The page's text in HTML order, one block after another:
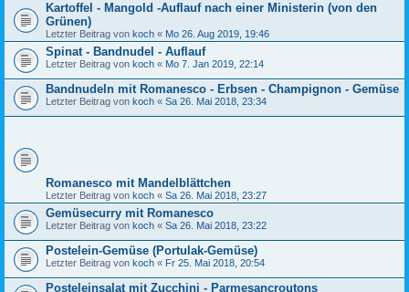
Kartoffel - Mangold -Auflauf nach einer Ministerin (von den
Grünen)
Letzter Beitrag von koch « Mo 26. Aug 2019, 19:46
Spinat - Bandnudel - Auflauf
Letzter Beitrag von koch « Mo 7. Jan 2019, 22:14
Bandnudeln mit Romanesco - Erbsen - Champignon - Gemüse
Letzter Beitrag von koch « Sa 26. Mai 2018, 23:34
Romanesco mit Mandelblättchen
Letzter Beitrag von koch « Sa 26. Mai 2018, 23:27
Gemüsecurry mit Romanesco
Letzter Beitrag von koch « Sa 26. Mai 2018, 23:22
Postelein-Gemüse (Portulak-Gemüse)
Letzter Beitrag von koch « Fr 25. Mai 2018, 20:54
Posteleinsalat mit Zucchini - Parmesancroutons